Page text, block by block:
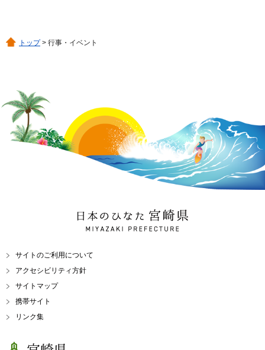
トップ> 行事・イベント
日本のひなた 宮崎県
MIYAZAKI PREFECTURE
サイトのご利用について
アクセシビリティ方針
サイトマップ
携帯サイト
リンク集